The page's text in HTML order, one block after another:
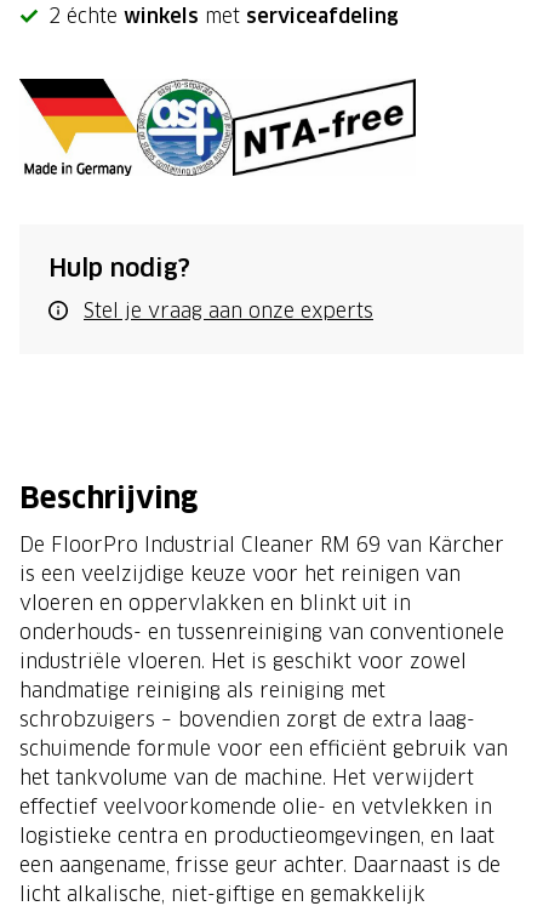
2 échte winkels met serviceafdeling
Hulp nodig?
Stel je vraag aan onze experts
Beschrijving
De FloorPro Industrial Cleaner RM 69 van Kärcher
is een veelzijdige keuze voor het reinigen van
vloeren en oppervlakken en blinkt uit in
onderhouds- en tussenreiniging van conventionele
industriële vloeren. Het is geschikt voor zowel
handmatige reiniging als reiniging met
schrobzuigers – bovendien zorgt de extra laag-
schuimende formule voor een efficiënt gebruik van
het tankvolume van de machine. Het verwijdert
effectief veelvoorkomende olie- en vetvlekken in
logistieke centra en productieomgevingen, en laat
een aangename, frisse geur achter. Daarnaast is de
licht alkalische, niet-giftige en gemakkelijk